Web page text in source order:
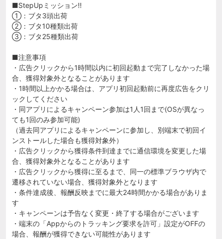
■StepUpミッション!!
①：ブタ3頭出荷
②：ブタ10種類出荷
③：ブタ25種類出荷
■注意事項
・広告クリックから1時間以内に初回起動まで完了しなかった場
合、獲得対象外となることがあります
・1時間以上かかる場合は、アプリ初回起動前に再度広告をクリ
ックしてください
・同アプリによるキャンペーン参加は1人1回まで(OSが異なっ
ても1回のみ参加可能)
（過去同アプリによるキャンペーンに参加し、別端末で初回イ
ンストールした場合も獲得対象外）
・広告クリックから獲得条件到達までに通信環境を変更した場
合、獲得対象外となることがあります
・広告クリックから獲得に至るまで、同一の標準ブラウザ内で
遷移されていない場合、獲得対象外となります
・条件達成後、報酬反映までに最大24時間かかる場合がありま
す
・キャンペーンは予告なく変更・終了する場合がございます
・端末の「Appからのトラッキング要求を許可」設定がOFFの
場合、報酬が獲得できない可能性があります